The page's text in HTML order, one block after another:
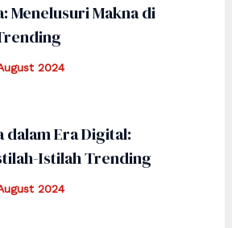
Menelusuri Makna di
2024
dalam Era Digital:
Istilah Trending
2024